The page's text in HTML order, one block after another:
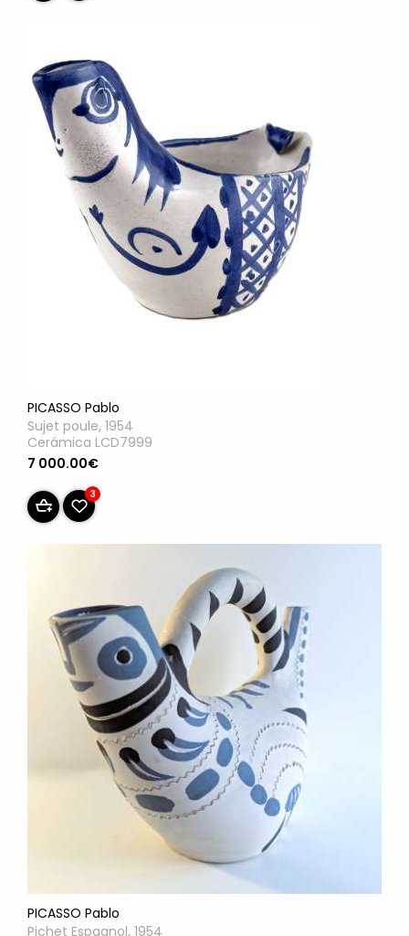
PICASSO Pablo
Sujet poule, 1954
Cerámica LCD7999
7 000.00€
3
PICASSO Pablo
Pichet Espagnol, 1954